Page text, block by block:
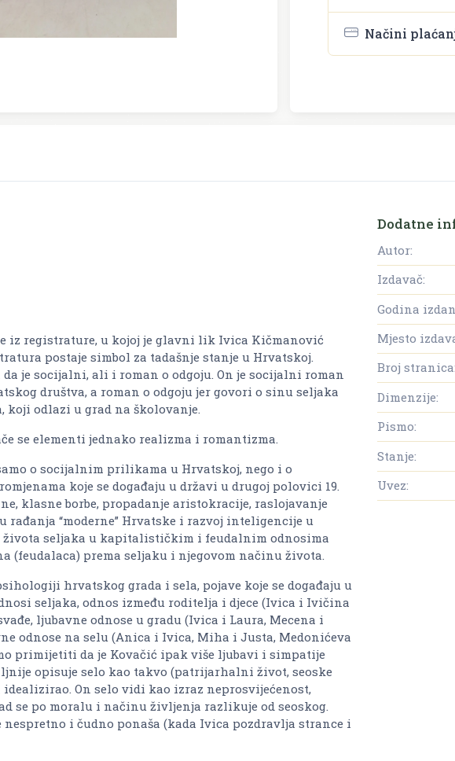
Načini
iz registrature, u kojoj je glavni lik Ivica Kičmanović
postaje simbol za tadašnje stanje u Hrvatskoj.
je socijalni, ali i roman o odgoju. On je socijalni roman
društva, a roman o odgoju jer govori o sinu seljaka
koji odlazi u grad na školovanje.
se elementi jednako realizma i romantizma.
o socijalnim prilikama u Hrvatskoj, nego i o
koje se događaju u državi u drugoj polovici 19.
klasne borbe, propadanje aristokracije, raslojavanje
“moderne” Hrvatske i razvoj inteligencije u
seljaka u kapitalističkim i feudalnim odnosima
(feudalaca) prema seljaku i njegovom načinu života.
hrvatskog grada i sela, pojave koje se događaju u
seljaka, odnos između roditelja i djece (Ivica i Ivičina
ljubavne odnose u gradu (Ivica i Laura, Mecena i
odnose na selu (Anica i Ivica, Miha i Justa, Medonićeva
primijetiti da je Kovačić ipak više ljubavi i simpatije
opisuje selo kao takvo (patrijarhalni život, seoske
idealizirao. On selo vidi kao izraz neprosvijećenost,
se po moralu i načinu življenja razlikuje od seoskog.
nespretno i čudno ponaša (kada Ivica pozdravlja strance i
Dodatne
Autor:
Izdavač:
Godina
Mjesto
Broj stranica:
Dimenzije:
Pismo:
Stanje:
Uvez: